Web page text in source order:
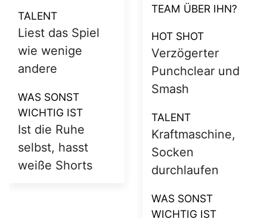
TALENT
Mediziner vor
life, auch mal vor
Defense mit
Kevin kaum tot
zubekommen
WAS SONST
TEAM ÜBER IHN?
HOT SHOT
Abwehr von der
Grundlinie
TALENT
Schenkelzzz-
Training,
Trainingstier,
Kondition